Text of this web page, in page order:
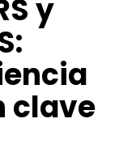
y
clave